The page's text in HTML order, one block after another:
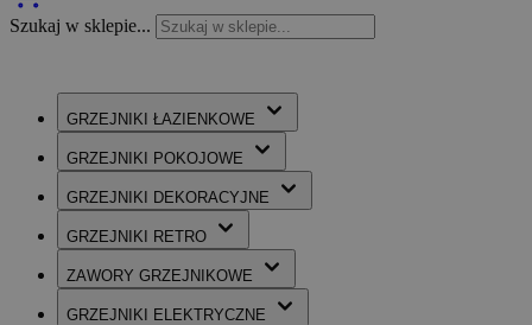
Szukaj w sklepie...
GRZEJNIKI ŁAZIENKOWE
GRZEJNIKI POKOJOWE
GRZEJNIKI DEKORACYJNE
GRZEJNIKI RETRO
ZAWORY GRZEJNIKOWE
GRZEJNIKI ELEKTRYCZNE